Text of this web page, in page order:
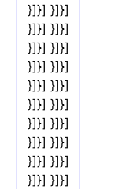
}]}] }]}]
}]}] }]}]
}]}] }]}]
}]}] }]}]
}]}] }]}]
}]}] }]}]
}]}] }]}]
}]}] }]}]
}]}] }]}]
}]}] }]}]